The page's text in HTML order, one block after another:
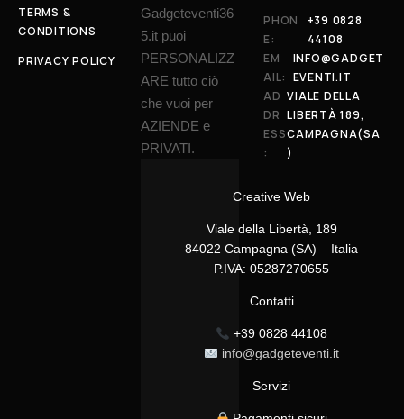
TERMS &
CONDITIONS
PRIVACY POLICY
Gadgeteventi36
5.it puoi
PERSONALIZZ
ARE tutto ciò
che vuoi per
AZIENDE e
PRIVATI.
Creative Web
Viale della Libertà, 189
84022 Campagna (SA) – Italia
P.IVA: 05287270655
Contatti
+39 0828 44108
info@gadgeteventi.it
Servizi
PHON
E:
+39 0828
44108
EM
AIL:
INFO@GADGET
EVENTI.IT
AD
DR
ESS
:
VIALE DELLA
LIBERTÀ 189,
CAMPAGNA(SA
)